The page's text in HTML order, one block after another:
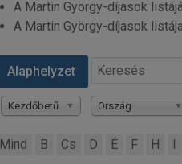
A Martin György-díjasok
A Martin György-díjasok
Alaphelyzet
Kezdőbetű Ország
Mind B Cs D É F H I